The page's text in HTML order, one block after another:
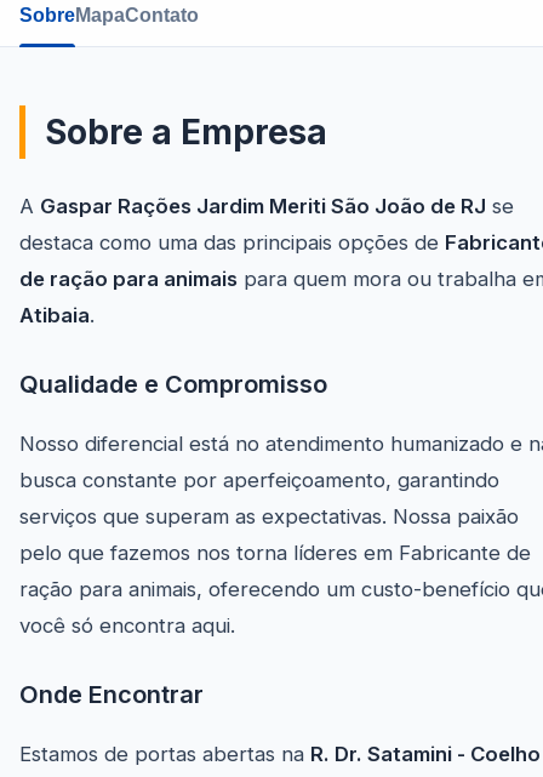
SobreMapaContato
Sobre a Empresa
A Gaspar Rações Jardim Meriti São João de RJ se
destaca como uma das principais opções de
de ração para animais para quem mora ou trabalha
Atibaia.
Qualidade e Compromisso
Nosso diferencial está no atendimento humanizado e
busca constante por aperfeiçoamento, garantindo
serviços que superam as expectativas. Nossa paixão
pelo que fazemos nos torna líderes em Fabricante de
ração para animais, oferecendo um custo-benefício
você só encontra aqui.
Onde Encontrar
Estamos de portas abertas na R. Dr. Satamini - Coelho